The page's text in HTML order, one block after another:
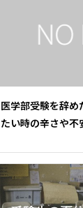
医学部受験を辞
たい時の辛さや不